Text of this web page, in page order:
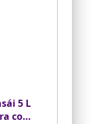
5 L
con